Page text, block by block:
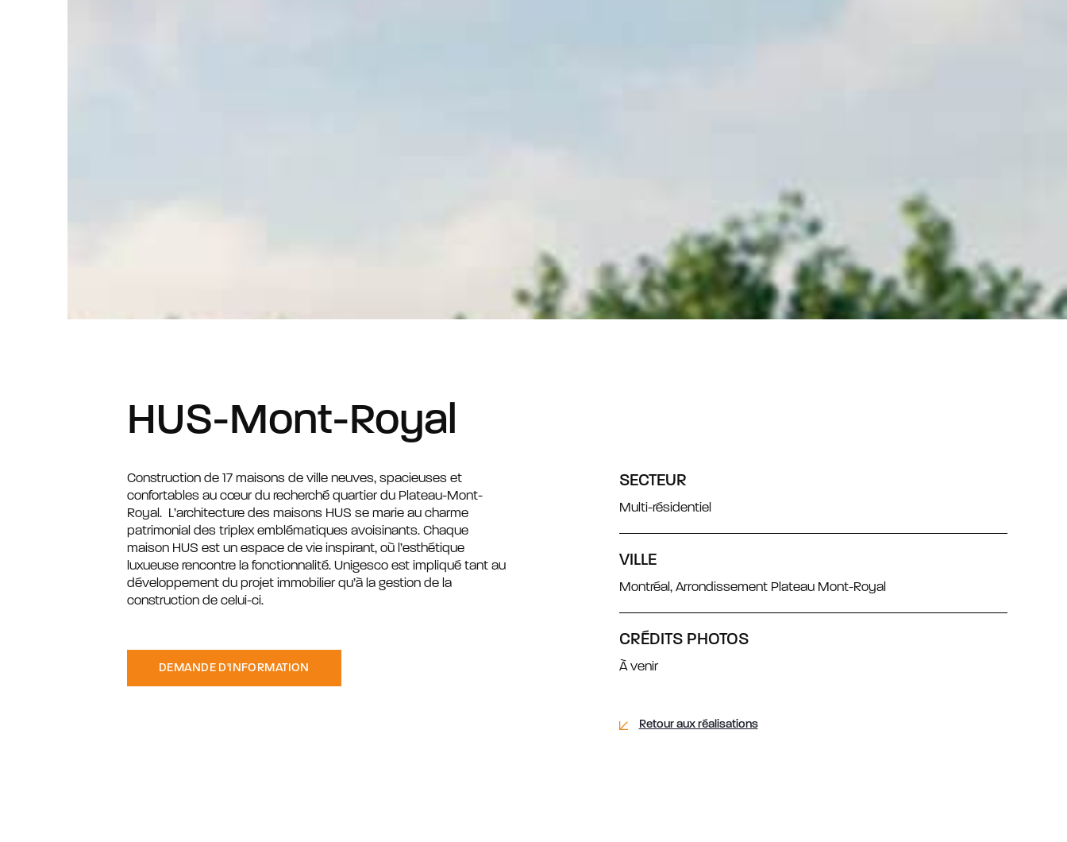
HUS-Mont-Royal
Construction de 17 maisons de ville neuves, spacieuses et
confortables au cœur du recherché quartier du Plateau-Mont-
Royal. L’architecture des maisons HUS se marie au charme
patrimonial des triplex emblématiques avoisinants. Chaque
maison HUS est un espace de vie inspirant, où l’esthétique
luxueuse rencontre la fonctionnalité. Unigesco est impliqué tant au
développement du projet immobilier qu’à la gestion de la
construction de celui-ci.
DEMANDE D'INFORMATION
SECTEUR
Multi-résidentiel
VILLE
Montréal, Arrondissement Plateau Mont-Royal
CRÉDITS PHOTOS
À venir
Retour aux réalisations